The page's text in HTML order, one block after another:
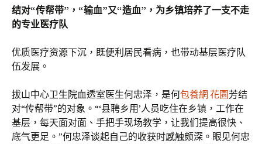
结对“传帮带”，“输血”又“造血”，为乡镇培养了一支不走
的专业医疗队
优质医疗资源下沉，既便利居民看病，也带动基层医疗队
伍发展。
拔山中心卫生院血透室医生何忠泽，是何包養網 花園芳结
对“传帮带”的对象。“‘县聘乡用’人员吃住在乡镇，工作在
基层，每天面对面、手把手现场教学，让我们提高很快、
底气更足。”何忠泽谈起自己的收获时感触颇深。眼见何忠